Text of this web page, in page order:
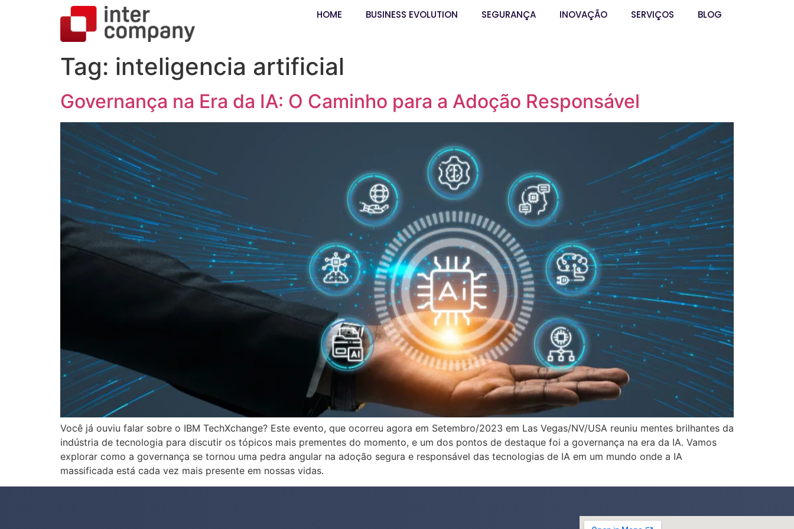
HOME BUSINESS EVOLUTION SEGURANÇA INOVAÇÃO SERVIÇOS BLOG
Tag: inteligencia artificial
Governança na Era da IA: O Caminho para a Adoção Responsável
Você já ouviu falar sobre o IBM TechXchange? Este evento, que ocorreu agora em Setembro/2023 em Las Vegas/NV/USA reuniu mentes brilhantes da
indústria de tecnologia para discutir os tópicos mais prementes do momento, e um dos pontos de destaque foi a governança na era da IA. Vamos
explorar como a governança se tornou uma pedra angular na adoção segura e responsável das tecnologias de IA em um mundo onde a IA
massificada está cada vez mais presente em nossas vidas.